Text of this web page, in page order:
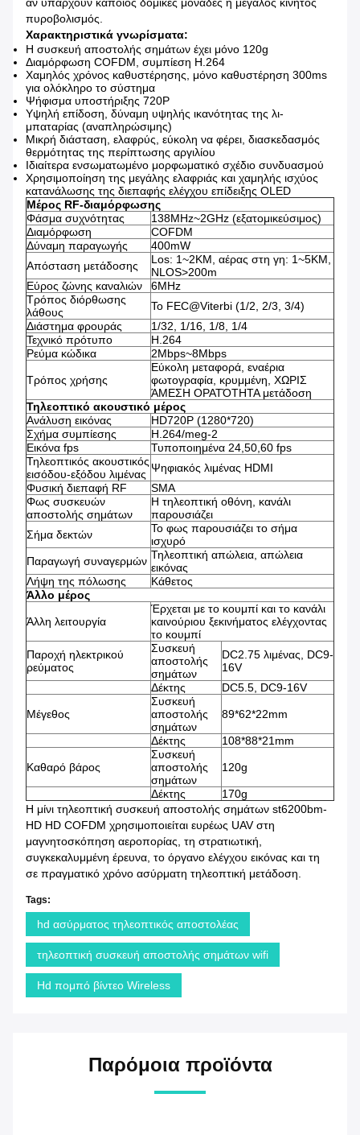
αν υπάρχουν κάποιος δομικές μονάδες ή μεγάλος κινητός
πυροβολισμός.
Χαρακτηριστικά γνωρίσματα:
Η συσκευή αποστολής σημάτων έχει μόνο 120g
Διαμόρφωση COFDM, συμπίεση H.264
Χαμηλός χρόνος καθυστέρησης, μόνο καθυστέρηση 300ms
για ολόκληρο το σύστημα
Ψήφισμα υποστήριξης 720P
Υψηλή επίδοση, δύναμη υψηλής ικανότητας της λι-
μπαταρίας (αναπληρώσιμης)
Μικρή διάσταση, ελαφρύς, εύκολη να φέρει, διασκεδασμός
θερμότητας της περίπτωσης αργιλίου
Ιδιαίτερα ενσωματωμένο μορφωματικό σχέδιο συνδυασμού
Χρησιμοποίηση της μεγάλης ελαφριάς και χαμηλής ισχύος
κατανάλωσης της διεπαφής ελέγχου επίδειξης OLED
Μέρος RF-διαμόρφωσης
Φάσμα συχνότητας
138MHz~2GHz (εξατομικεύσιμος)
Διαμόρφωση
COFDM
Δύναμη παραγωγής
400mW
Απόσταση μετάδοσης
Los: 1~2KM, αέρας στη γη: 1~5KM,
NLOS>200m
Εύρος ζώνης καναλιών
6MHz
Τρόπος διόρθωσης
λάθους
Το FEC@Viterbi (1/2, 2/3, 3/4)
Διάστημα φρουράς
1/32, 1/16, 1/8, 1/4
Τεχνικό πρότυπο
H.264
Ρεύμα κώδικα
2Mbps~8Mbps
Τρόπος χρήσης
Εύκολη μεταφορά, εναέρια
φωτογραφία, κρυμμένη, ΧΩΡΙΣ
ΆΜΕΣΗ ΟΡΑΤΌΤΗΤΑ μετάδοση
Τηλεοπτικό ακουστικό μέρος
Ανάλυση εικόνας
HD720P (1280*720)
Σχήμα συμπίεσης
H.264/meg-2
Εικόνα fps
Τυποποιημένα 24,50,60 fps
Τηλεοπτικός ακουστικός
εισόδου-εξόδου λιμένας Ψηφιακός λιμένας HDMI
Φυσική διεπαφή RF
SMA
Φως συσκευών
αποστολής σημάτων
Η τηλεοπτική οθόνη, κανάλι
παρουσιάζει
Σήμα δεκτών
Το φως παρουσιάζει το σήμα
ισχυρό
Παραγωγή συναγερμών Τηλεοπτική απώλεια, απώλεια
εικόνας
Λήψη της πόλωσης
Κάθετος
Άλλο μέρος
Άλλη λειτουργία
Έρχεται με το κουμπί και το κανάλι
καινούριου ξεκινήματος ελέγχοντας
το κουμπί
Παροχή ηλεκτρικού
ρεύματος
Συσκευή
αποστολής
σημάτων
DC2.75 λιμένας, DC9-
16V
Δέκτης
DC5.5, DC9-16V
Μέγεθος
Συσκευή
αποστολής
σημάτων
89*62*22mm
Δέκτης 108*88*21mm
Καθαρό βάρος
Συσκευή
αποστολής
σημάτων
120g
Δέκτης
170g
Η μίνι τηλεοπτική συσκευή αποστολής σημάτων st6200bm-
HD HD COFDM χρησιμοποιείται ευρέως UAV στη
μαγνητοσκόπηση αεροπορίας, τη στρατιωτική,
συγκεκαλυμμένη έρευνα, το όργανο ελέγχου εικόνας και τη
σε πραγματικό χρόνο ασύρματη τηλεοπτική μετάδοση.
Tags:
hd ασύρματος τηλεοπτικός αποστολέας
τηλεοπτική συσκευή αποστολής σημάτων wifi
Hd πομπό βίντεο Wireless
Παρόμοια προϊόντα